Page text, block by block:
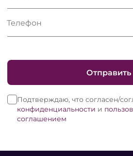
Телефон
Подтверждаю, что согласен/
конфиденциальности и
соглашением
Отправить